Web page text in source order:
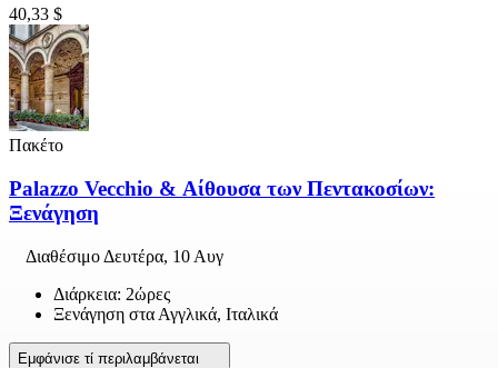
40,33 $
Πακέτο
Palazzo Vecchio & Αίθουσα των Πεντακοσίων:
Ξενάγηση
Διαθέσιμο Δευτέρα, 10 Αυγ
Διάρκεια: 2ώρες
Ξενάγηση στα Αγγλικά, Ιταλικά
Εμφάνισε τί περιλαμβάνεται